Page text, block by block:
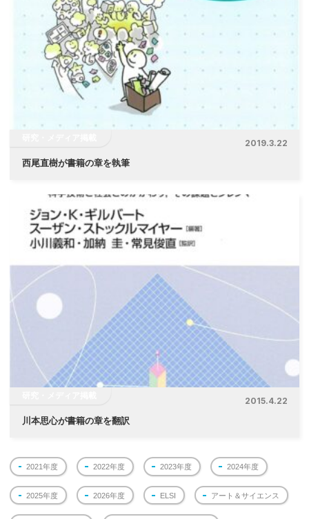
2019.3.22
西尾直樹が書籍の章を執筆
2015.4.22
川本思心が書籍の章を翻訳
2021年度 2022年度 2023年度 2024年度
2025年度 2026年度 ELSI アート＆サイエンス